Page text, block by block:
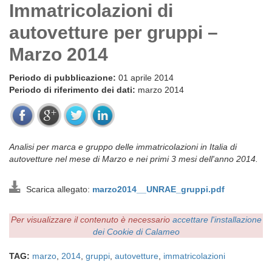
Immatricolazioni di
autovetture per gruppi –
Marzo 2014
Periodo di pubblicazione: 01 aprile 2014
Periodo di riferimento dei dati: marzo 2014
Analisi per marca e gruppo delle immatricolazioni in Italia di
autovetture nel mese di Marzo e nei primi 3 mesi dell'anno 2014.
Scarica allegato: marzo2014__UNRAE_gruppi.pdf
Per visualizzare il contenuto è necessario accettare l'installazione
dei Cookie di Calameo
TAG: marzo 2014 gruppi autovetture immatricolazioni